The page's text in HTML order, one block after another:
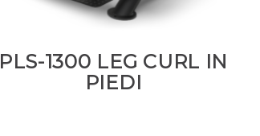
PLS-1300 LEG CURL IN
PIEDI